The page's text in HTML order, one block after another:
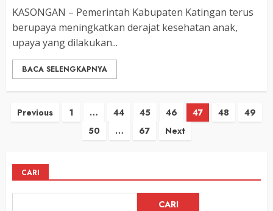
KASONGAN – Pemerintah Kabupaten Katingan terus
berupaya meningkatkan derajat kesehatan anak,
upaya yang dilakukan...
BACA SELENGKAPNYA
Paginasi
Previous 1 … 44 45 46 47 48
49
50
… 67 Next
CARI
CARI